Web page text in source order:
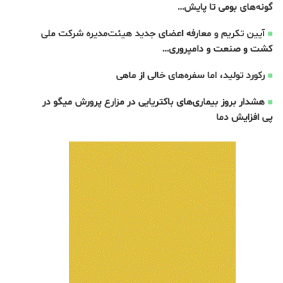
گونه‌های بومی تا پایش…
آیین تکریم و معارفه اعضای جدید هیئت‌مدیره شرکت ملی
کشت و صنعت و دامپروری…
رکورد تولید، اما سفره‌های خالی از ماهی
هشدار بروز بیماری‌های باکتریایی در مزارع پرورش میگو در
پی افزایش دما